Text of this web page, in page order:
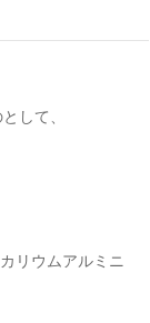
して、
リウムアルミニ